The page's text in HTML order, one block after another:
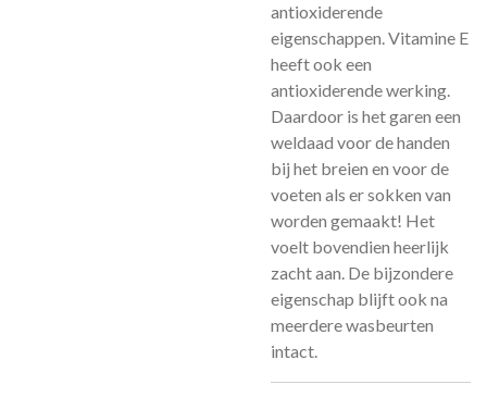
antioxiderende
eigenschappen. Vitamine E
heeft ook een
antioxiderende werking.
Daardoor is het garen een
weldaad voor de handen
bij het breien en voor de
voeten als er sokken van
worden gemaakt! Het
voelt bovendien heerlijk
zacht aan. De bijzondere
eigenschap blijft ook na
meerdere wasbeurten
intact.